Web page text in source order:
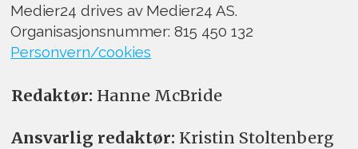
Medier24 drives av Medier24 AS.
Organisasjonsnummer: 815 450 132
Personvern/cookies
Redaktør: Hanne McBride
Ansvarlig redaktør: Kristin Stoltenberg